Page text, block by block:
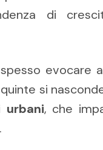
di
evocare
si
urbani, che